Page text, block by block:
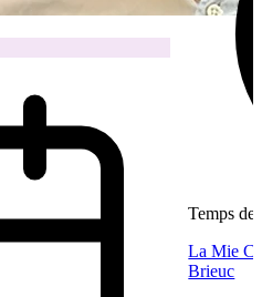
Temps de
La Mie
Brieuc